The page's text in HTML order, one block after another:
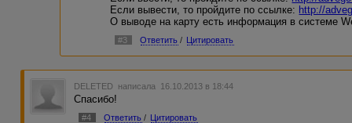
Если вывести, то пройдите по ссылке: http://
О выводе на карту есть информация в системе
#3 Ответить / Цитировать
DELETED написала 16.10.2013 в 18:44
Спасибо!
#4 Ответить / Цитировать